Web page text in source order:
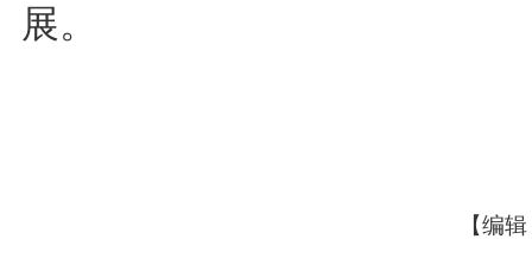
展。
【编